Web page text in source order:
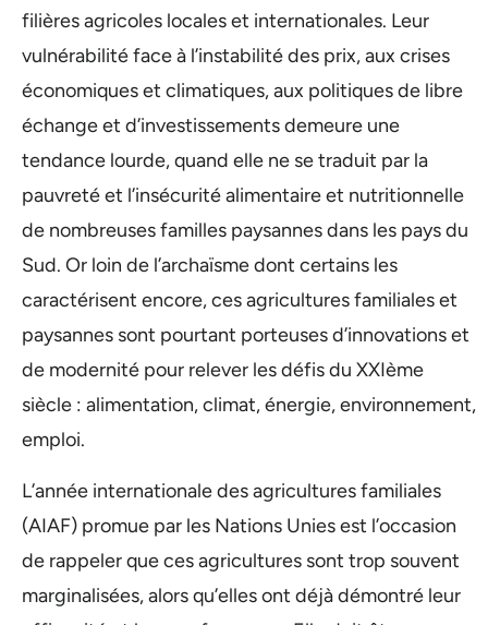
filières agricoles locales et internationales. Leur
vulnérabilité face à l’instabilité des prix, aux crises
économiques et climatiques, aux politiques de libre
échange et d’investissements demeure une
tendance lourde, quand elle ne se traduit par la
pauvreté et l’insécurité alimentaire et nutritionnelle
de nombreuses familles paysannes dans les pays du
Sud. Or loin de l’archaïsme dont certains les
caractérisent encore, ces agricultures familiales et
paysannes sont pourtant porteuses d’innovations et
de modernité pour relever les défis du XXIème
siècle : alimentation, climat, énergie, environnement,
emploi.
L’année internationale des agricultures familiales
(AIAF) promue par les Nations Unies est l’occasion
de rappeler que ces agricultures sont trop souvent
marginalisées, alors qu’elles ont déjà démontré leur